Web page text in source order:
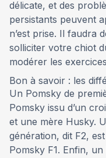
délicate, et des
persistants peuvent
n’est prise. Il faudra
solliciter votre chiot
modérer les
Bon à savoir : les
Un Pomsky de
Pomsky issu d’un
et une mère Husky.
génération, dit F2,
Pomsky F1. Enfin,